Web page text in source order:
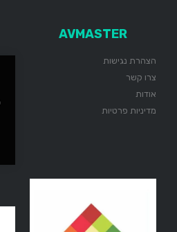
AVMASTER
הצהרת נגישות
צרו קשר
אודות
מדיניות פרטיות
©